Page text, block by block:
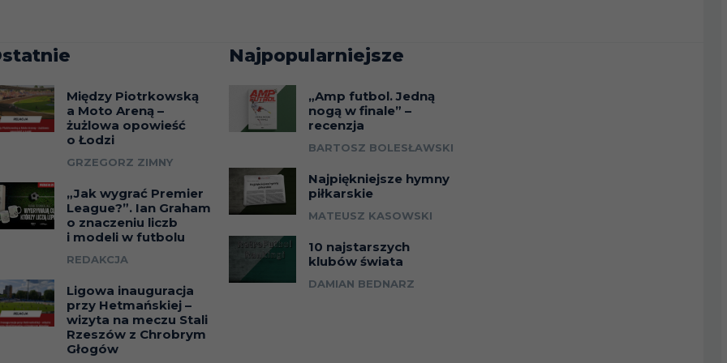
Między Piotrkowską
a Moto Areną –
żużlowa opowieść
o Łodzi
GRZEGORZ ZIMNY
„Jak wygrać Premier
League?”. Ian Graham
o znaczeniu liczb
i modeli w futbolu
REDAKCJA
Ligowa inauguracja
przy Hetmańskiej –
wizyta na meczu Stali
Rzeszów z Chrobrym
Głogów
Najpopularniejsze
„Amp futbol. Jedną
nogą w finale” –
recenzja
BARTOSZ BOLESŁAWSKI
Najpiękniejsze hymny
piłkarskie
MATEUSZ KASOWSKI
10 najstarszych
klubów świata
DAMIAN BEDNARZ